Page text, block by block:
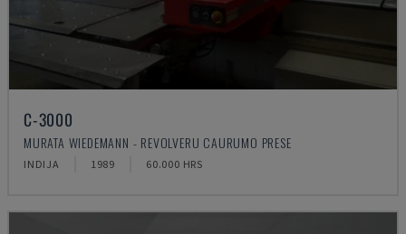
C-3000
MURATA WIEDEMANN - REVOLVERU CAURUMO PRESE
INDIJA 1989 60.000 HRS